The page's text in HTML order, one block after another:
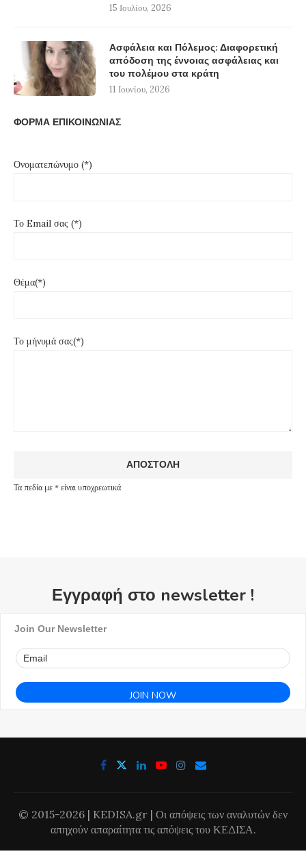
15 Ιουλίου, 2026
Ασφάλεια και Πόλεμος: Διαφορετική
απόδοση της έννοιας ασφάλειας και
του πολέμου στα κράτη
11 Ιουνίου, 2026
ΦΟΡΜΑ ΕΠΙΚΟΙΝΩΝΙΑΣ
Ονοματεπώνυμο (*)
Το Email σας (*)
Θέμα(*)
Το μήνυμά σας(*)
Τα πεδία με * είναι υποχρεωτικά
Εγγραφή στο newsletter !
Join Our Newsletter
© 2015-2026 | KEDISA.gr | Οι απόψεις των αναλυτών δεν
απηχούν απαραίτητα τις απόψεις του ΚΕΔΙΣΑ.